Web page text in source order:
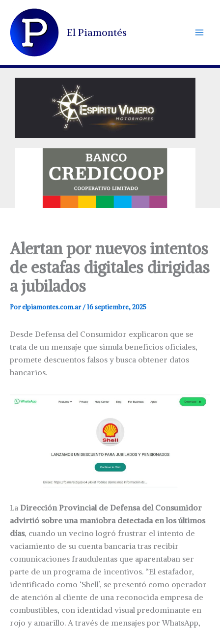
contenido
El Piamontés
Alertan por nuevos intentos
de estafas digitales dirigidas
a jubilados
Porelpiamontes.com.ar/16 septiembre, 2025
Desde Defensa del Consumidor explicaron que se
trata de un mensaje que simula beneficios oficiales,
promete descuentos falsos y busca obtener datos
bancarios.
La Dirección Provincial de Defensa del Consumidor
advirtió sobre una maniobra detectada en los últimos
días, cuando un vecino logró frustrar el intento de
vaciamiento de su cuenta bancaria tras recibir
comunicaciones fraudulentas que aparentaban ser
parte de un programa de incentivos. “El estafador,
identificado como ‘Shell’, se presentó como operador
de atención al cliente de una reconocida empresa de
combustibles, con identidad visual predominante en
rojo y amarillo. A través de mensajes por WhatsApp,